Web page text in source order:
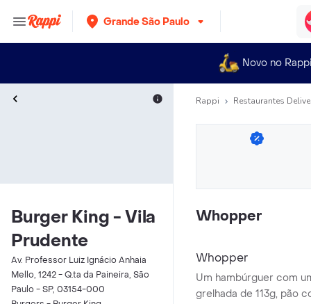
Grande São Paulo
Novo no
Burger Kingㅤㅤ - Vila
Prudente
Av. Professor Luiz Ignácio Anhaia
Mello, 1242 - Q.ta da Paineira, São
Paulo - SP, 03154-000
Rappi Restaurantes
Whopper
Whopper
Um hambúrguer com
grelhada de 113g, pão